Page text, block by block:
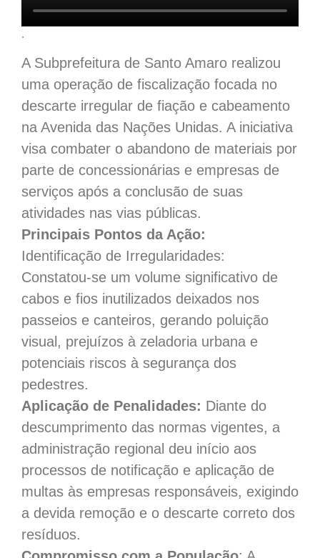
.
A Subprefeitura de Santo Amaro realizou
uma operação de fiscalização focada no
descarte irregular de fiação e cabeamento
na Avenida das Nações Unidas. A iniciativa
visa combater o abandono de materiais por
parte de concessionárias e empresas de
serviços após a conclusão de suas
atividades nas vias públicas.
​Principais Pontos da Ação:
​Identificação de Irregularidades:
Constatou-se um volume significativo de
cabos e fios inutilizados deixados nos
passeios e canteiros, gerando poluição
visual, prejuízos à zeladoria urbana e
potenciais riscos à segurança dos
pedestres.
Aplicação de Penalidades: Diante do
descumprimento das normas vigentes, a
administração regional deu início aos
processos de notificação e aplicação de
multas às empresas responsáveis, exigindo
a devida remoção e o descarte correto dos
resíduos.